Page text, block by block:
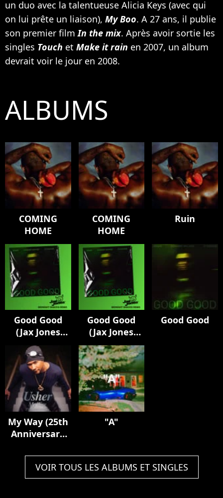
un duo avec la talentueuse Alicia Keys (avec qui
on lui prête un liaison), My Boo. A 27 ans, il publie
son premier filmIn the mix. Après avoir sortie les
singles Touch et Make it rain en 2007, un album
devrait voir le jour en 2008.
ALBUMS
COMING
HOME
COMING
HOME
Ruin
Good Good
(Jax Jones
Midnight
Snacks Remix)
Good Good
(Jax Jones
Midnight
Snacks Remix)
Good Good
My Way (25th
Anniversary
"A"
VOIR TOUS LES ALBUMS ET SINGLES